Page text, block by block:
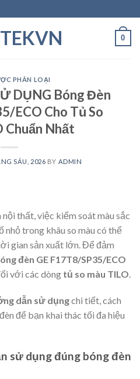
0
PHÂN LOẠI
DỤNG Bóng Đèn
ECO Cho Tủ So
Chuẩn Nhất
SÁU, 2026 BY ADMIN
thất, việc kiểm soát màu sắc
nhỏ trong khâu so màu có thể
gian sản xuất lớn. Để đảm
đèn GE F17T8/SP35/ECO
với các dòng tủ so màu TILO
dẫn sử dụngchi tiết, cách
để bạn khai thác tối đa hiệu
sử dụng đúng bóng đèn